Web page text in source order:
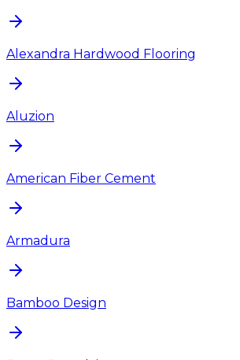
Alexandra Hardwood Flooring
Aluzion
American Fiber Cement
Armadura
Bamboo Design